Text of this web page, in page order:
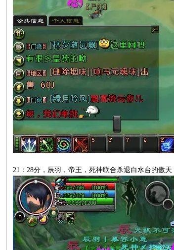
21：28分，辰羽，帝王，死神联合杀退白水台的傲天